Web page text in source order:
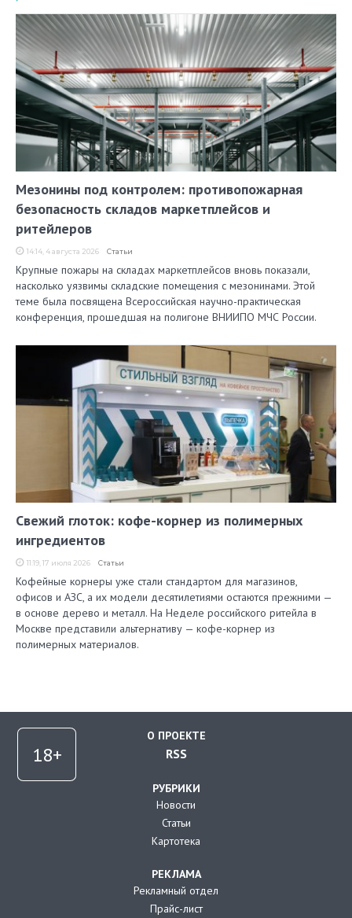
Мезонины под контролем: противопожарная
безопасность складов маркетплейсов и
ритейлеров
14:14, 4 августа 2026 Статьи
Крупные пожары на складах маркетплейсов вновь показали,
насколько уязвимы складские помещения с мезонинами. Этой
теме была посвящена Всероссийская научно-практическая
конференция, прошедшая на полигоне ВНИИПО МЧС России.
Свежий глоток: кофе-корнер из полимерных
ингредиентов
11:19, 17 июля 2026 Статьи
Кофейные корнеры уже стали стандартом для магазинов,
офисов и АЗС, а их модели десятилетиями остаются прежними —
в основе дерево и металл. На Неделе российского ритейла в
Москве представили альтернативу — кофе-корнер из
полимерных материалов.
О ПРОЕКТЕ
RSS
РУБРИКИ
Новости
Статьи
Картотека
РЕКЛАМА
Рекламный отдел
Прайс-лист